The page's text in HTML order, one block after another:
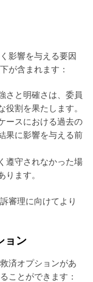
影響を与える要因
が含まれます：
さと明確さは、委員
割を果たします。
ースにおける過去の
果に影響を与える前
遵守されなかった場
ます。
審理に向けてより
ョン
済オプションがあ
ことができます：